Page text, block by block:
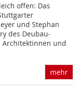
offen: Das
und Stephan
des Deubau-
Architektinnen und
mehr